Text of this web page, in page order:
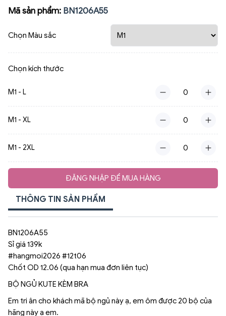
Mã sản phẩm: BN1206A55
Chọn Màu sắc
Chọn kích thước
M1 - L
M1 - XL
M1 - 2XL
ĐĂNG NHẬP ĐỂ MUA HÀNG
THÔNG TIN SẢN PHẨM
BN1206A55
Sỉ giá 139k
#hangmoi2026 #12t06
Chốt OD 12.06 (qua hạn mua đơn liên tục)
BỘ NGỦ KUTE KÈM BRA
Em tri ân cho khách mã bộ ngủ này ạ, em ôm được 20 bộ của
hãng này ạ em.